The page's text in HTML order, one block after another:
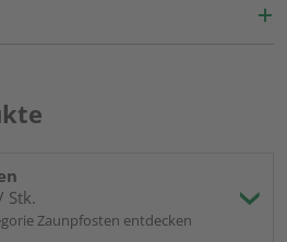
Stk.
Zaunpfosten entdecken